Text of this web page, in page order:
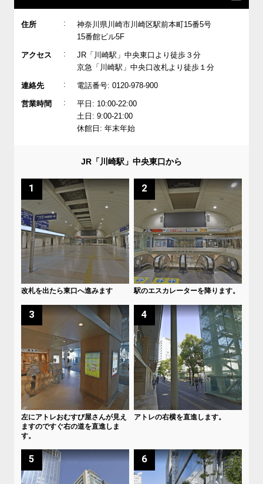
住所 :
神奈川県川崎市川崎区駅前本町15番5号
15番館ビル5F
アクセス :
JR「川崎駅」中央東口より徒歩３分
京急「川崎駅」中央口改札より徒歩１分
連絡先 : 電話番号: 0120-978-900
営業時間 :
平日: 10:00-22:00
土日: 9:00-21:00
休館日: 年末年始
JR「川崎駅」中央東口から
1
改札を出たら東口へ進みます
2
駅のエスカレーターを降ります。
3
左にアトレおむすび屋さんが見え
ますのですぐ右の道を直進しま
す。
4
アトレの右横を直進します。
5 6